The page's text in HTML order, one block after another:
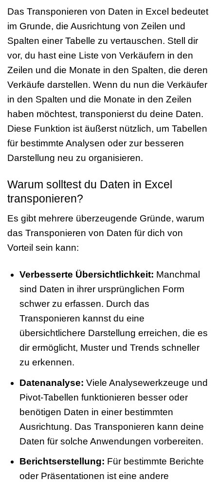
Das Transponieren von Daten in Excel bedeutet
im Grunde, die Ausrichtung von Zeilen und
Spalten einer Tabelle zu vertauschen. Stell dir
vor, du hast eine Liste von Verkäufern in den
Zeilen und die Monate in den Spalten, die deren
Verkäufe darstellen. Wenn du nun die Verkäufer
in den Spalten und die Monate in den Zeilen
haben möchtest, transponierst du deine Daten.
Diese Funktion ist äußerst nützlich, um Tabellen
für bestimmte Analysen oder zur besseren
Darstellung neu zu organisieren.
Warum solltest du Daten in Excel
transponieren?
Es gibt mehrere überzeugende Gründe, warum
das Transponieren von Daten für dich von
Vorteil sein kann:
Verbesserte Übersichtlichkeit: Manchmal
sind Daten in ihrer ursprünglichen Form
schwer zu erfassen. Durch das
Transponieren kannst du eine
übersichtlichere Darstellung erreichen, die es
dir ermöglicht, Muster und Trends schneller
zu erkennen.
Datenanalyse: Viele Analysewerkzeuge und
Pivot-Tabellen funktionieren besser oder
benötigen Daten in einer bestimmten
Ausrichtung. Das Transponieren kann deine
Daten für solche Anwendungen vorbereiten.
Berichtserstellung: Für bestimmte Berichte
oder Präsentationen ist eine andere